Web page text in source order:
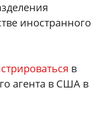
иностранного
в
агента в США в